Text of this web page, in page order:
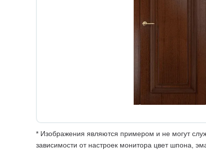
* Изображения являются примером и не могут
зависимости от настроек монитора цвет шпона,